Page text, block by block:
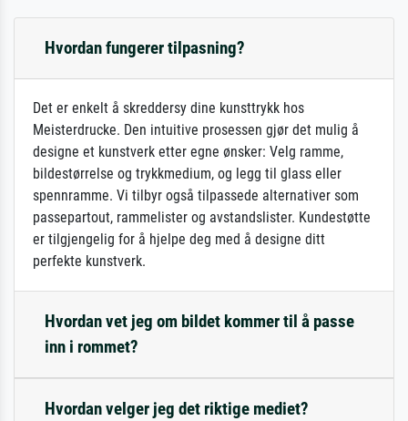
Hvordan fungerer tilpasning?
Det er enkelt å skreddersy dine kunsttrykk hos
Meisterdrucke. Den intuitive prosessen gjør det mulig å
designe et kunstverk etter egne ønsker: Velg ramme,
bildestørrelse og trykkmedium, og legg til glass eller
spennramme. Vi tilbyr også tilpassede alternativer som
passepartout, rammelister og avstandslister. Kundestøtte
er tilgjengelig for å hjelpe deg med å designe ditt
perfekte kunstverk.
Hvordan vet jeg om bildet kommer til å passe
inn i rommet?
Hvordan velger jeg det riktige mediet?